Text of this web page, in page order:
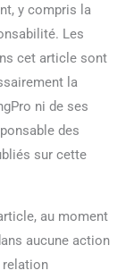
y compris la
Les
cet article sont
la
ni de ses
des
sur cette
au moment
aucune action
relation